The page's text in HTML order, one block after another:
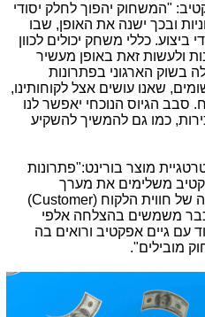
"המשחוק יהפוך לחלק יסודי
ובכך ישנה את האופן, שבו
ביצוע. כללי משחק יכולים לכוון
ולעשות זאת באופן מעשיר
בשוק הארגוני בפתרונות
שאנו עושים אצל לקוחותינו,
סבב הגיוס הנוכחי יאפשר לנו
כמו גם להמשיך להשקיע
מוצר בורינט:"פתרונות
משלימים את מערך
של חווית הלקוח ((Customer
משמשים בהצלחה אלפי
עם גיים אפקטיב ורואים בה
מובילים".